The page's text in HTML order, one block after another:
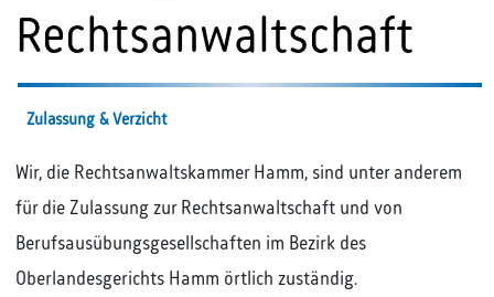
Rechtsanwaltschaft
Zulassung & Verzicht
Wir, die Rechtsanwaltskammer Hamm, sind unter anderem
für die Zulassung zur Rechtsanwaltschaft und von
Berufsausübungsgesellschaften im Bezirk des
Oberlandesgerichts Hamm örtlich zuständig.